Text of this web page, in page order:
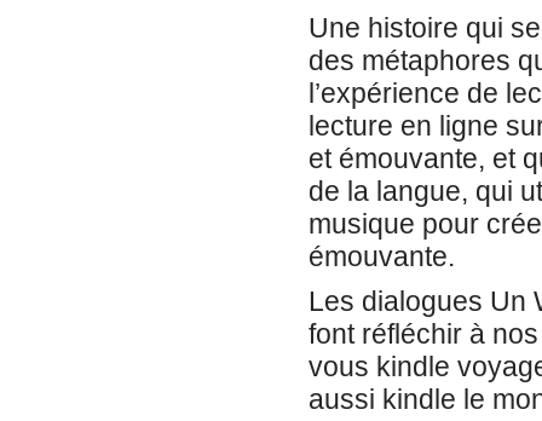
Une histoire qui
des métaphores
l’expérience de
lecture en ligne
et émouvante, et
de la langue, qui
musique pour
émouvante.
Les dialogues Un
font réfléchir à
vous kindle
aussi kindle le